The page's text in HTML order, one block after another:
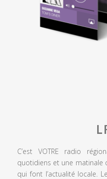
C’est VOTRE radio
quotidiens et une matinale
qui font l’actualité locale.